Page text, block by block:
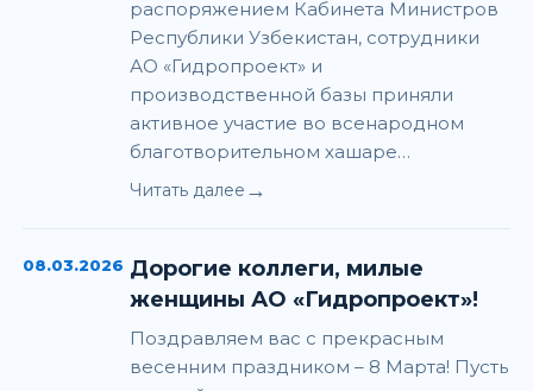
распоряжением Кабинета Министров
Республики Узбекистан, сотрудники
АО «Гидропроект» и
производственной базы приняли
активное участие во всенародном
благотворительном хашаре…
Читать далее →
08.03.2026 Дорогие коллеги, милые
женщины АО «Гидропроект»!
Поздравляем вас с прекрасным
весенним праздником – 8 Марта! Пусть